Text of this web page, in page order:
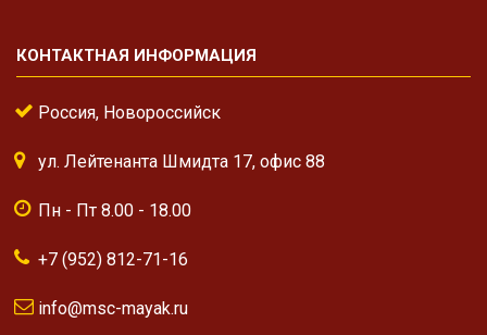
КОНТАКТНАЯ ИНФОРМАЦИЯ
Россия, Новороссийск
ул. Лейтенанта Шмидта 17, офис 88
Пн - Пт 8.00 - 18.00
+7 (952) 812-71-16
info@msc-mayak.ru